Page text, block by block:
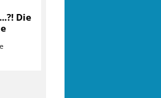
Die